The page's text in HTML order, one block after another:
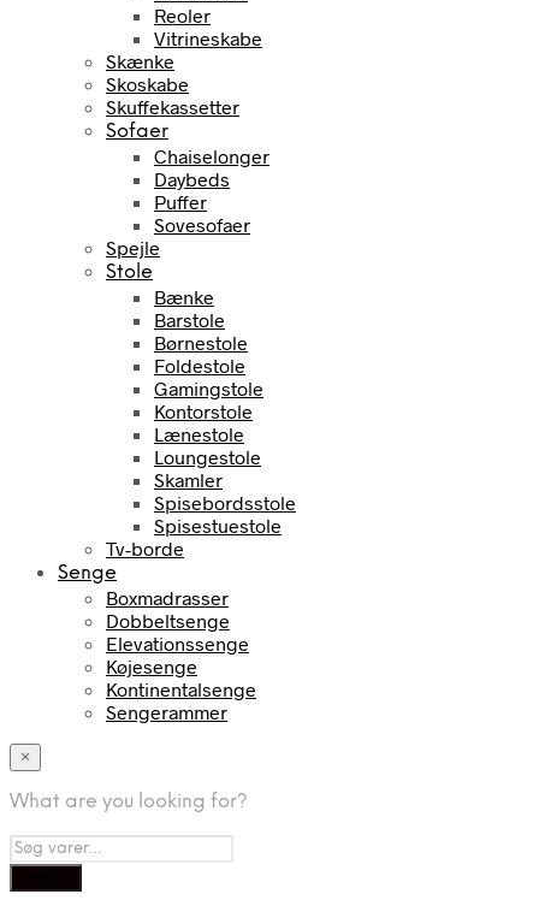
Reoler
Vitrineskabe
Skænke
Skoskabe
Skuffekassetter
Sofaer
Chaiselonger
Daybeds
Puffer
Sovesofaer
Spejle
Stole
Bænke
Barstole
Børnestole
Foldestole
Gamingstole
Kontorstole
Lænestole
Loungestole
Skamler
Spisebordsstole
Spisestuestole
Tv-borde
Senge
Boxmadrasser
Dobbeltsenge
Elevationssenge
Køjesenge
Kontinentalsenge
Sengerammer
×
What are you looking for?